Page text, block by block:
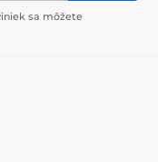
sa môžete